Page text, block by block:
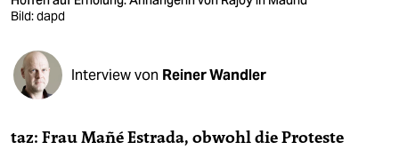
shop
fragen & hilfe
unterstützen
Bild: dapd
Interview von Reiner Wandler
taz: Frau Mañé Estrada, obwohl die Proteste